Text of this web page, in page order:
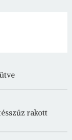
rakott